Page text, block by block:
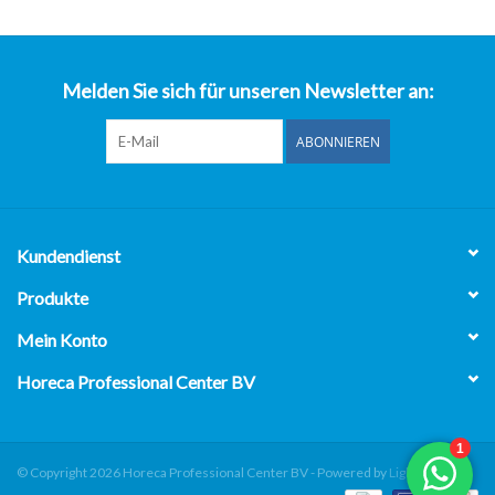
Melden Sie sich für unseren Newsletter an:
ABONNIEREN
Kundendienst
Produkte
Mein Konto
Horeca Professional Center BV
© Copyright 2026 Horeca Professional Center BV - Powered by Lightspeed